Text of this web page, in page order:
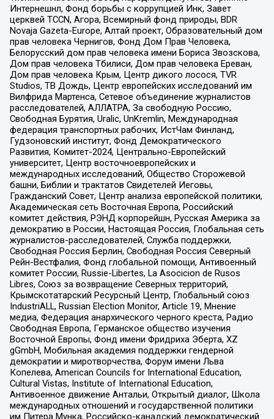
Интернешнл, Фонд борьбы с коррупцией Инк, Завет
церквей TCCN, Агора, Всемирный фонд природы, BDR
Novaja Gazeta-Europe, Алтай проект, Образовательный дом
прав человека Чернигов, Фонд Дом Прав Человека,
Белорусский дом прав человека имени Бориса Звозскова,
Дом прав человека Тбилиси, Дом прав человека Ереван,
Дом прав человека Крым, Центр дикого лосося, TVR
Studios, ТВ Дождь, Центр европейских исследований им
Вилфрида Мартенса, Сетевое объединение журналистов
расследователей, АЛЛАТРА, За свободную Россию,
Свободная Бурятия, Uralic, UnKremlin, Международная
федерация транспортных рабочих, ИстЧам Финланд,
Гудзоновский институт, Фонд Демократического
Развития, Комитет-2024, Центрально-Европейский
университет, Центр восточноевропейских и
международных исследований, Общество Сторожевой
башни, Библии и трактатов Свидетелей Иеговы,
Гражданский Совет, Центр анализа европейской политики,
Академическая сеть Восточная Европа, Российский
комитет действия, РЭНД корпорейшн, Русская Америка за
демократию в России, Настоящая Россия, Глобальная сеть
журналистов-расследователей, Служба поддержки,
Свободная Россия Берлин, Свободная Россия Северный
Рейн-Вестфалия, Фонд глобальной помощи, Антивоенный
комитет России, Russie-Libertes, La Asocicion de Rusos
Libres, Союз за возвращение Северных территорий,
Крымскотатарский Ресурсный Центр, Глобальный союз
IndustriALL, Russian Election Monitor, Article 19, Мнение
медиа, Федерация анархического черного креста, Радио
Свободная Европа, Германское общество изучения
Восточной Европы, Фонд имени Фридриха Эберта, XZ
gGmbH, Мобильная академия поддержки гендерной
демократии и миротворчества, Форум имени Льва
Копелева, American Councils for International Education,
Cultural Vistas, Institute of International Education,
Антивоенное движение Антальи, Открытый диалог, Школа
международных отношений и государственной политики
им Питера Мунка, Российско-канадский демократический